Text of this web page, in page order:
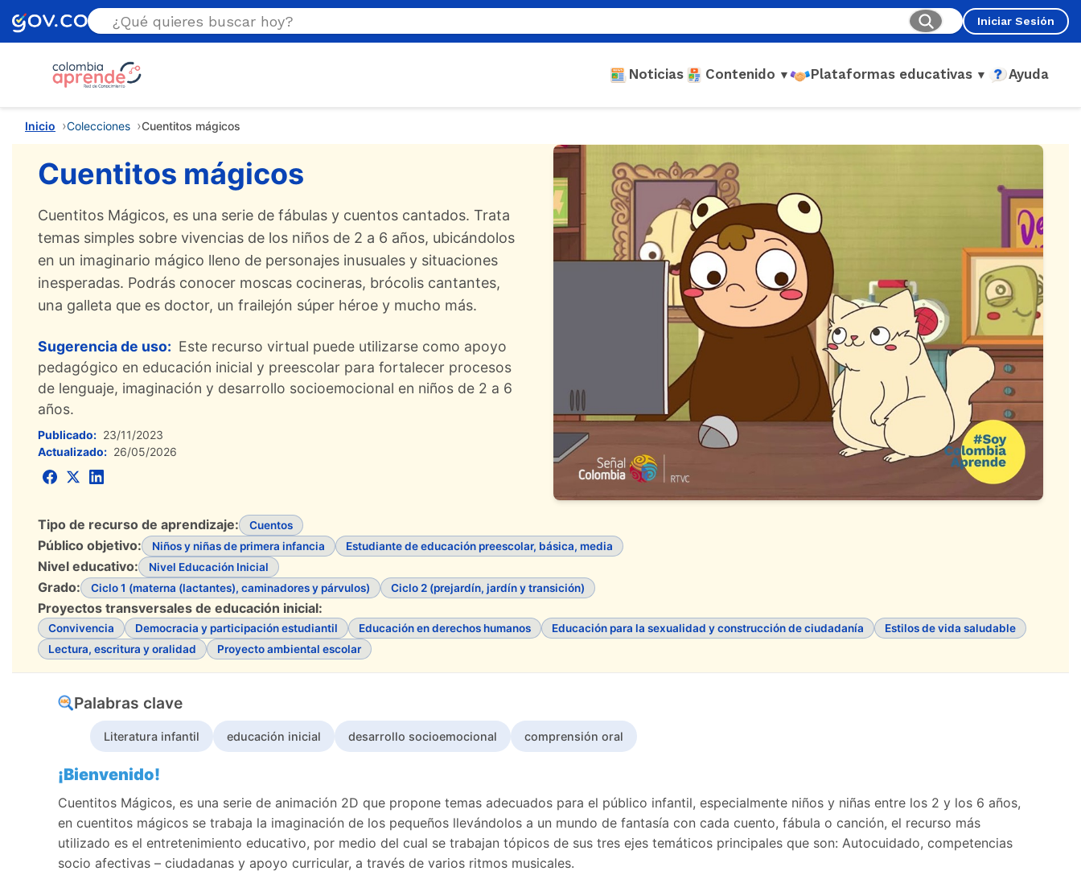
Iniciar Sesión
Noticias Contenido ▼ Plataformas educativas ▼ Ayuda
Estás aquí
Inicio Colecciones Cuentitos mágicos
Cuentitos mágicos
Cuentitos Mágicos, es una serie de fábulas y cuentos cantados. Trata
temas simples sobre vivencias de los niños de 2 a 6 años, ubicándolos
en un imaginario mágico lleno de personajes inusuales y situaciones
inesperadas. Podrás conocer moscas cocineras, brócolis cantantes,
una galleta que es doctor, un frailejón súper héroe y mucho más.
Sugerencia de uso: Este recurso virtual puede utilizarse como apoyo
pedagógico en educación inicial y preescolar para fortalecer procesos
de lenguaje, imaginación y desarrollo socioemocional en niños de 2 a 6
años.
Publicado: 23/11/2023
Actualizado: 26/05/2026
Tipo de recurso de aprendizaje: Cuentos
Público objetivo: Niños y niñas de primera infancia Estudiante de educación preescolar, básica, media
Nivel educativo: Nivel Educación Inicial
Grado: Ciclo 1 (materna (lactantes), caminadores y párvulos) Ciclo 2 (prejardín, jardín y transición)
Proyectos transversales de educación inicial:
Convivencia Democracia y participación estudiantil Educación en derechos humanos Educación para la sexualidad y construcción de ciudadanía
Estilos de vida saludable
Lectura, escritura y oralidad
Proyecto ambiental escolar
Palabras clave
Literatura infantil educación inicial desarrollo socioemocional comprensión oral
Contenido principal
Descripción
¡Bienvenido!
Cuentitos Mágicos, es una serie de animación 2D que propone temas adecuados para el público infantil, especialmente niños y niñas entre los 2 y los 6 años,
en cuentitos mágicos se trabaja la imaginación de los pequeños llevándolos a un mundo de fantasía con cada cuento, fábula o canción, el recurso más
utilizado es el entretenimiento educativo, por medio del cual se trabajan tópicos de sus tres ejes temáticos principales que son: Autocuidado, competencias
socio afectivas – ciudadanas y apoyo curricular, a través de varios ritmos musicales.